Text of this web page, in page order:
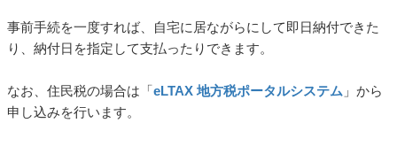
事前手続を一度すれば、自宅に居ながらにして即日納付できた
り、納付日を指定して支払ったりできます。
なお、住民税の場合は「eLTAX 地方税ポータルシステム 」から
申し込みを行います。